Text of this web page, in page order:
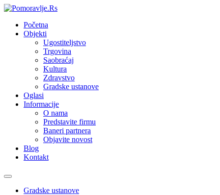
Početna
Objekti
Ugostiteljstvo
Trgovina
Saobraćaj
Kultura
Zdravstvo
Gradske ustanove
Oglasi
Informacije
O nama
Predstavite firmu
Baneri partnera
Objavite novost
Blog
Kontakt
Toggle
navigationGradske ustanove